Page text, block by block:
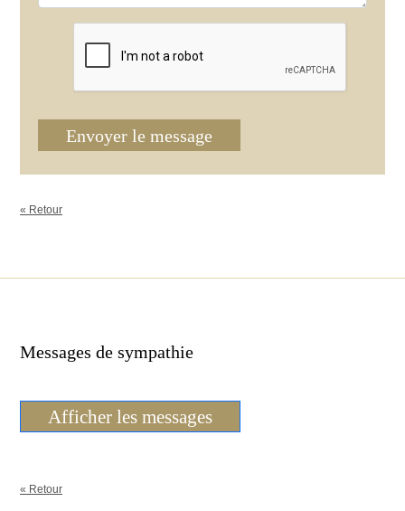
Envoyer le message
« Retour
Messages de sympathie
Afficher les messages
« Retour